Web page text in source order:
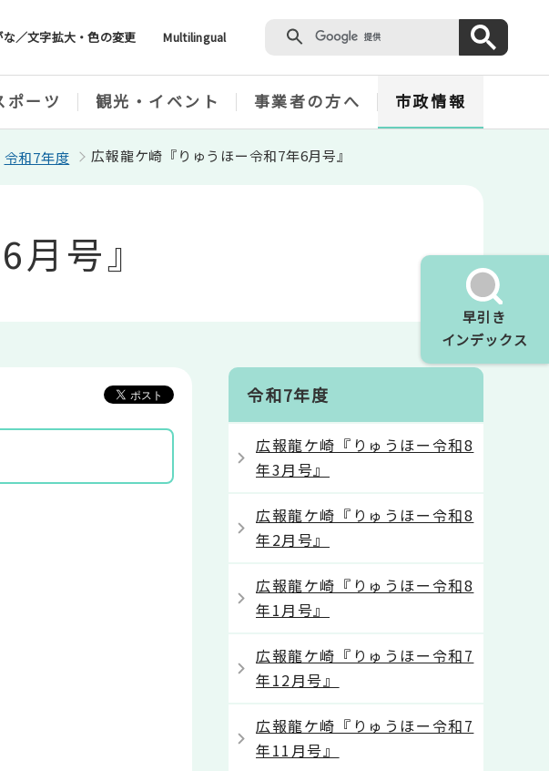
／文字拡大・色の変更 Multilingual
早引き
インデックス
ポーツ 観光・イベント 事業者の方へ 市政情報
令和7年度 広報龍ケ崎『りゅうほー令和7年6月号』
号』
令和7年度
広報龍ケ崎『りゅうほー令和8
年3月号』
広報龍ケ崎『りゅうほー令和8
年2月号』
広報龍ケ崎『りゅうほー令和8
年1月号』
広報龍ケ崎『りゅうほー令和7
年12月号』
広報龍ケ崎『りゅうほー令和7
年11月号』